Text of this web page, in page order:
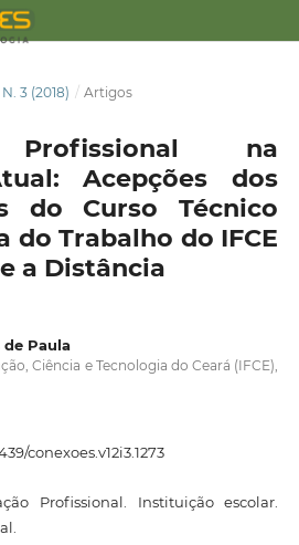
N. 3 (2018) / Artigos
Profissional na
Acepções dos
do Curso Técnico
do Trabalho do IFCE
a Distância
Paula
Ciência e Tecnologia do Ceará (IFCE),
conexoes.v12i3.1273
Profissional. Instituição escolar.